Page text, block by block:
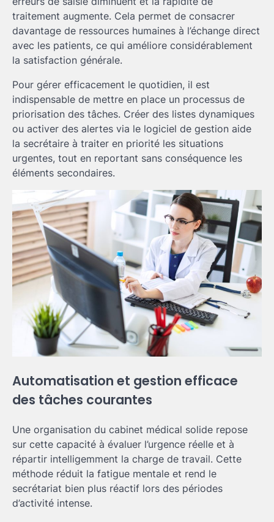
traitement augmente. Cela permet de consacrer
davantage de ressources humaines à l’échange direct
avec les patients, ce qui améliore considérablement
la satisfaction générale.
Pour gérer efficacement le quotidien, il est
indispensable de mettre en place un processus de
priorisation des tâches. Créer des listes dynamiques
ou activer des alertes via le logiciel de gestion aide
la secrétaire à traiter en priorité les situations
urgentes, tout en reportant sans conséquence les
éléments secondaires.
Automatisation et gestion efficace
des tâches courantes
Une organisation du cabinet médical solide repose
sur cette capacité à évaluer l’urgence réelle et à
répartir intelligemment la charge de travail. Cette
méthode réduit la fatigue mentale et rend le
secrétariat bien plus réactif lors des périodes
d’activité intense.